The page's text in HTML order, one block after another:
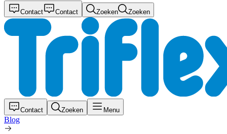
Contact Contact Zoeken Zoeken
Contact Zoeken Menu
Blog